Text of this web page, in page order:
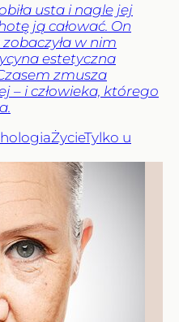
usta i nagle jej
ją całować. On
w nim
estetyczna
zmusza
– i człowieka, którego
ŻycieTylko u